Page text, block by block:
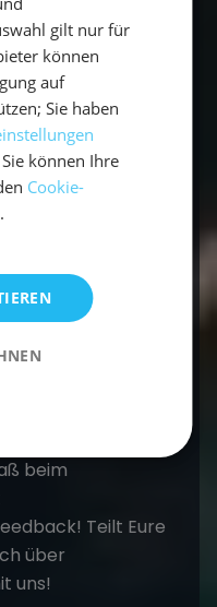
beim
über
uns!
Dann schaut
gilt nur für
können
auf
Sie haben
können Ihre
Cookie-